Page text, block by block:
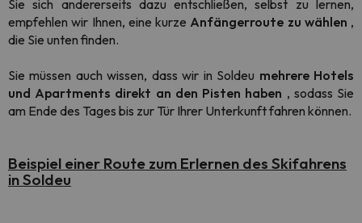
Sie sich andererseits dazu entschließen, selbst zu lernen,
empfehlen wir Ihnen, eine kurze Anfängerroute zu wählen ,
die Sie unten finden.
Sie müssen auch wissen, dass wir in Soldeu mehrere Hotels
und Apartments direkt an den Pisten haben , sodass Sie
am Ende des Tages bis zur Tür Ihrer Unterkunft fahren können.
Beispiel einer Route zum Erlernen des Skifahrens
in Soldeu